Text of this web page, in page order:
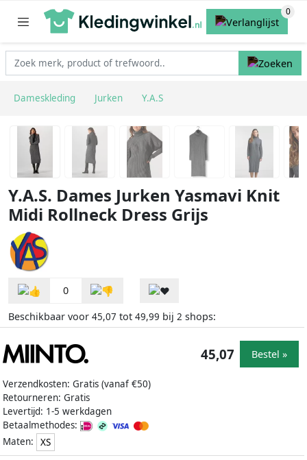
Dameskleding Jurken Y.A.S
Y.A.S. Dames Jurken Yasmavi Knit
Midi Rollneck Dress Grijs
0
Beschikbaar voor 45,07 tot 49,99 bij 2 shops:
Verzendkosten: Gratis (vanaf €50)
Retourneren: Gratis
Levertijd: 1-5 werkdagen
Betaalmethodes:
Maten:
XS
45,07 Bestel »